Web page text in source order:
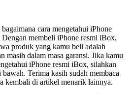
cara mengetahui iPhone
membeli iPhone resmi iBox,
produk yang kamu beli adalah
masih dalam masa garansi. Jika kamu
iPhone resmi iBox, silahkan
Terima kasih sudah membaca
kembali di artikel menarik lainnya.